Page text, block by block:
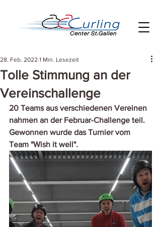
Tolle Stimmung an der
Vereinschallenge
28. Feb. 2022 1 Min. Lesezeit
20 Teams aus verschiedenen Vereinen
nahmen an der Februar-Challenge teil.
Gewonnen wurde das Turnier vom
Team "Wish it well".